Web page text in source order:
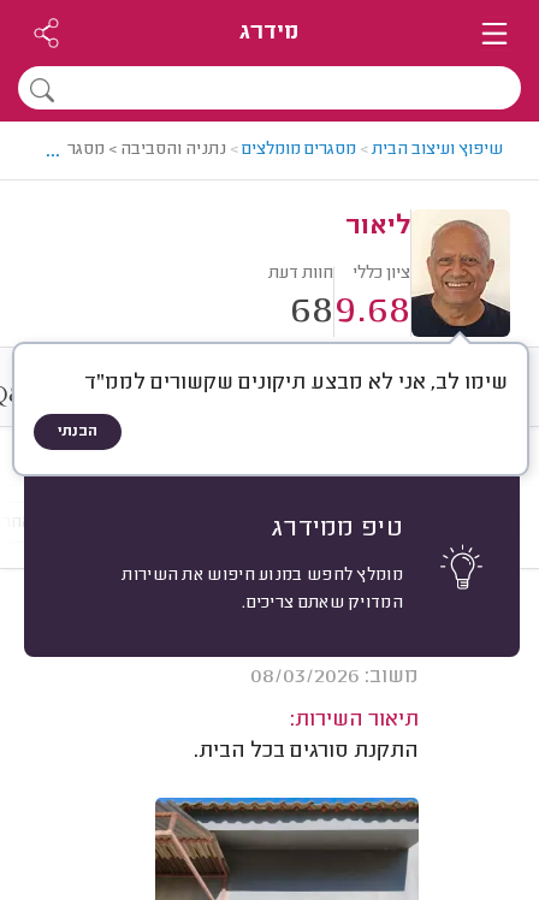
מידרג
שיפוץ ועיצוב הבית> מסגרים מומלצים> נתניה והסביבה > מסגר מומלץ -
...
ליאור
ציון כללי
9.68
חוות דעת
68
שימו לב, אני לא מבצע תיקונים שקשורים לממ"ד
הבנתי
טיפ ממידרג
מומלץ לחפש במנוע חיפוש את השירות
המדויק שאתם צריכים.
חוות דעת ממוצע גלריה &
התקנות עבודות
חרות א. כפר נטר.
משוב: 08/03/2026
תיאור השירות:
התקנת סורגים בכל הבית.